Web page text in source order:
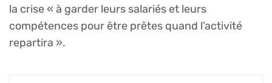
la crise « à garder leurs salariés et leurs
compétences pour être prêtes quand l’activité
repartira ».